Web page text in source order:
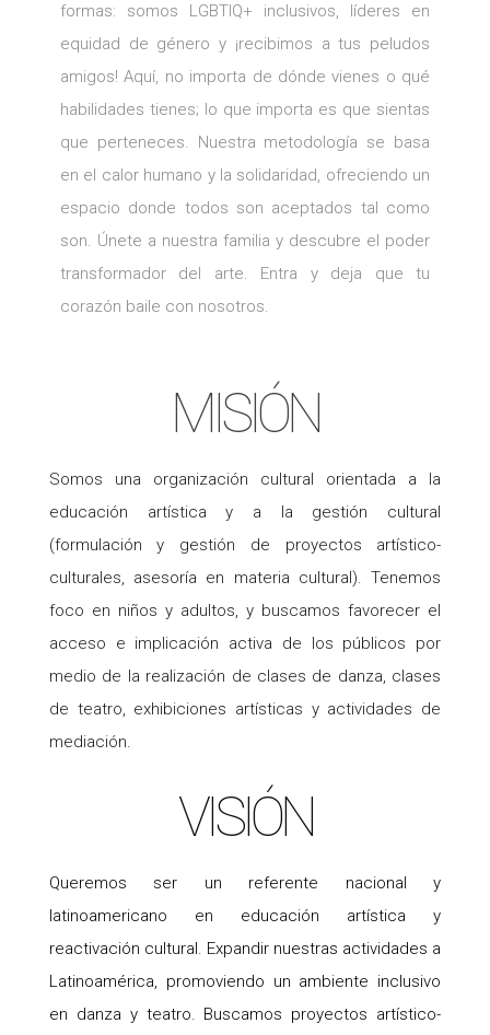
formas: somos LGBTIQ+ inclusivos, líderes en
equidad de género y ¡recibimos a tus peludos
amigos! Aquí, no importa de dónde vienes o qué
habilidades tienes; lo que importa es que sientas
que perteneces. Nuestra metodología se basa
en el calor humano y la solidaridad, ofreciendo un
espacio donde todos son aceptados tal como
son. Únete a nuestra familia y descubre el poder
transformador del arte. Entra y deja que tu
corazón baile con nosotros.
MISIÓN
Somos una organización cultural orientada a la
educación artística y a la gestión cultural
(formulación y gestión de proyectos artístico-
culturales, asesoría en materia cultural). Tenemos
foco en niños y adultos, y buscamos favorecer el
acceso e implicación activa de los públicos por
medio de la realización de clases de danza, clases
de teatro, exhibiciones artísticas y actividades de
mediación.
VISIÓN
Queremos ser un referente nacional y
latinoamericano en educación artística y
reactivación cultural. Expandir nuestras actividades a
Latinoamérica, promoviendo un ambiente inclusivo
en danza y teatro. Buscamos proyectos artístico-